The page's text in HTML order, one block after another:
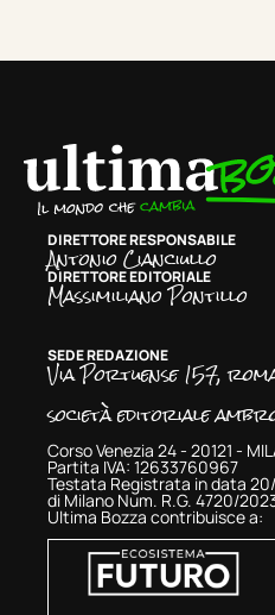
DIRETTORE RESPONSABILE
Antonio Cianciullo
DIRETTORE EDITORIALE
Massimiliano Pontillo
SEDE REDAZIONE
Via Portuense 157,
società editoriale
Corso Venezia 24 - 20121 -
Partita IVA: 12633760967
Testata Registrata in data
di Milano Num. R.G. 4720/
Ultima Bozza contribuisce a: